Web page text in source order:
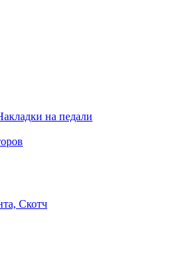
на педали
Скотч